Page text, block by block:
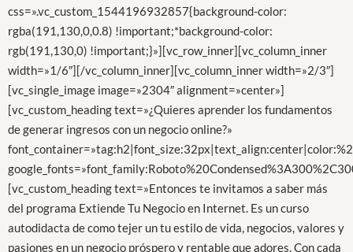
css=».vc_custom_1544196932857{background-color:
rgba(191,130,0,0.8) !important;*background-color:
rgb(191,130,0) !important;}»][vc_row_inner][vc_column_inner
width=»1/6″][/vc_column_inner][vc_column_inner width=»2/3″]
[vc_single_image image=»2304″ alignment=»center»]
[vc_custom_heading text=»¿Quieres aprender los fundamentos
de generar ingresos con un negocio online?»
[vc_custom_heading text=»Entonces te invitamos a saber más
del programa Extiende Tu Negocio en Internet. Es un curso
autodidacta de como tejer un tu estilo de vida, negocios, valores y
pasiones en un negocio próspero y rentable que adores. Con cada